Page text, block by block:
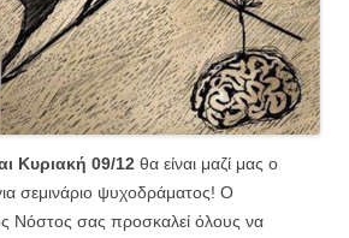
Κυριακή 09/12 θα είναι μαζί μας ο
σεμινάριο ψυχοδράματος! Ο
Νόστος σας προσκαλεί όλους να